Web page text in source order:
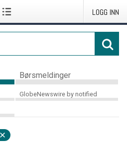
LOGG INN
Børsmeldinger
GlobeNewswire by notified